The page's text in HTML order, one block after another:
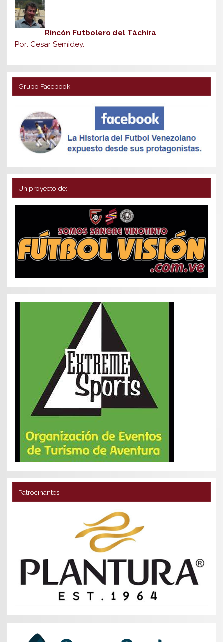
Rincón Futbolero del Táchira
Por: Cesar Semidey.
Grupo Facebook
Un proyecto de:
Patrocinantes